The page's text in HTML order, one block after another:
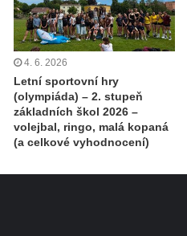
4. 6. 2026
Letní sportovní hry
(olympiáda) – 2. stupeň
základních škol 2026 –
volejbal, ringo, malá kopaná
(a celkové vyhodnocení)